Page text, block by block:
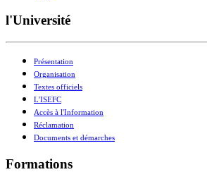
l'Université
Présentation
Organisation
Textes officiels
L'ISEFC
Accès à l'Information
Réclamation
Documents et démarches
Formations